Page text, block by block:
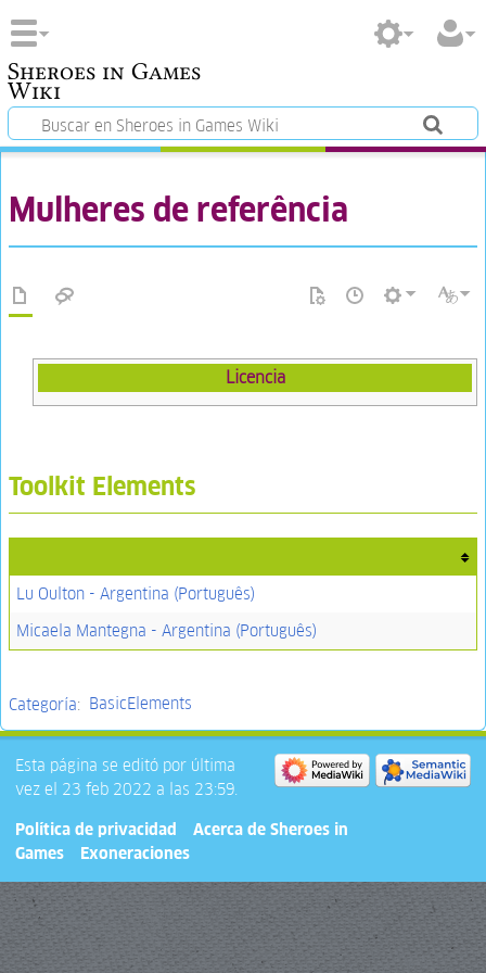
Sheroes in Games
Wiki
Mulheres de referência
Licencia
Toolkit Elements
Lu Oulton - Argentina (Português)
Micaela Mantegna - Argentina (Português)
Categoría: BasicElements
Esta página se editó por última
vez el 23 feb 2022 a las 23:59.
Política de privacidad
Acerca de Sheroes in
Games
Exoneraciones